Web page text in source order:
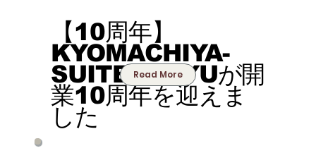
【10周年】
KYOMACHIYA-
SUITE RIKYUが開
業10周年を迎えま
した
Read More